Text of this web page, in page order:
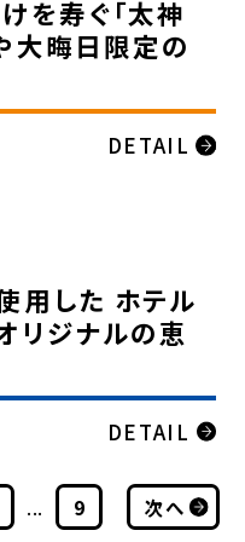
を寿ぐ「太神
大晦日限定の
DETAIL
用した ホテル
リジナルの恵
DETAIL
... 9 次へ